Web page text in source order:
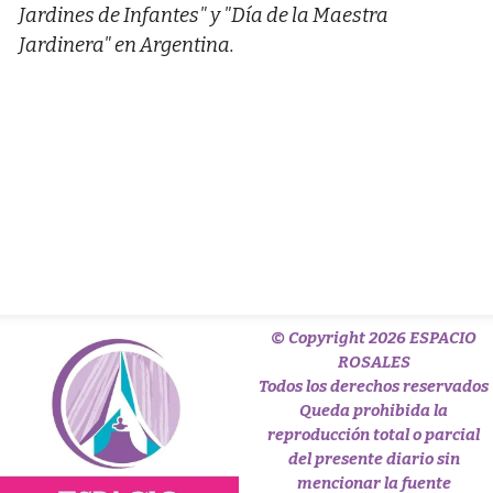
Jardines de Infantes" y "Día de la Maestra
Jardinera" en Argentina.
© Copyright 2026 ESPACIO
ROSALES
Todos los derechos reservados
Queda prohibida la
reproducción total o parcial
del presente diario sin
mencionar la fuente